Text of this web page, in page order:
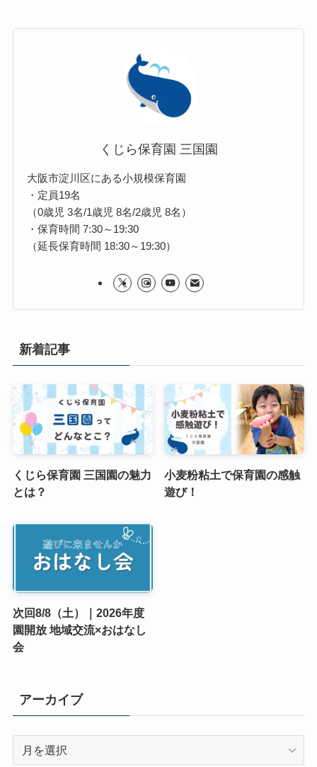
くじら保育園 三国園
大阪市淀川区にある小規模保育園
・定員19名
（0歳児 3名/1歳児 8名/2歳児 8名）
・保育時間 7:30～19:30
（延長保育時間 18:30～19:30）
新着記事
くじら保育園 三国園の魅力
とは？
小麦粉粘土で保育園の感触
遊び！
次回8/8（土）｜2026年度
園開放 地域交流×おはなし
会
アーカイブ